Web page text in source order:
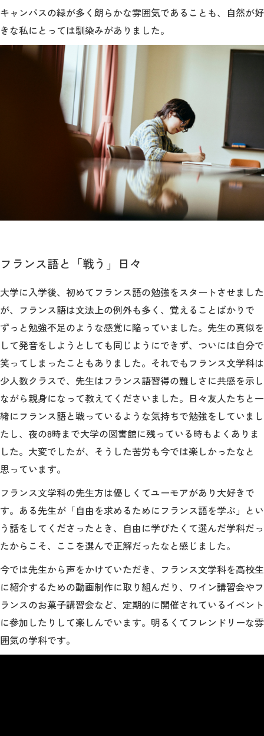
キャンパスの緑が多く朗らかな雰囲気であることも、自然が好
きな私にとっては馴染みがありました。
フランス語と「戦う」日々
大学に入学後、初めてフランス語の勉強をスタートさせました
が、フランス語は文法上の例外も多く、覚えることばかりで
ずっと勉強不足のような感覚に陥っていました。先生の真似を
して発音をしようとしても同じようにできず、ついには自分で
笑ってしまったこともありました。それでもフランス文学科は
少人数クラスで、先生はフランス語習得の難しさに共感を示し
ながら親身になって教えてくださいました。日々友人たちと一
緒にフランス語と戦っているような気持ちで勉強をしていまし
たし、夜の8時まで大学の図書館に残っている時もよくありま
した。大変でしたが、そうした苦労も今では楽しかったなと
思っています。
フランス文学科の先生方は優しくてユーモアがあり大好きで
す。ある先生が「自由を求めるためにフランス語を学ぶ」とい
う話をしてくださったとき、自由に学びたくて選んだ学科だっ
たからこそ、ここを選んで正解だったなと感じました。
今では先生から声をかけていただき、フランス文学科を高校生
に紹介するための動画制作に取り組んだり、ワイン講習会やフ
ランスのお菓子講習会など、定期的に開催されているイベント
に参加したりして楽しんでいます。明るくてフレンドリーな雰
囲気の学科です。